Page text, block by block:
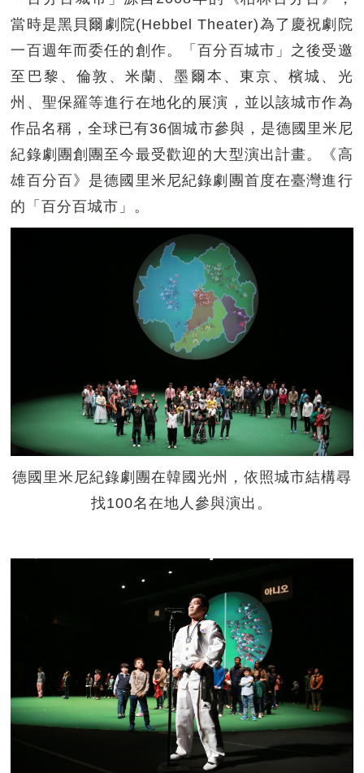
當時是黑貝爾劇院(Hebbel Theater)為了慶祝劇院
一百週年而委任的創作。「百分百城市」之後受邀
至巴黎、倫敦、米蘭、墨爾本、東京、檳城、光
州、聖保羅等進行在地化的展演，並以該城市作為
作品名稱，全球已有36個城市參與，是德國里米尼
紀錄劇團創團至今最受歡迎的大型演出計畫。《高
雄百分百》是德國里米尼紀錄劇團首度在臺灣進行
的「百分百城市」。
德國里米尼紀錄劇團在韓國光州，依照城市結構尋
找100名在地人參與演出。